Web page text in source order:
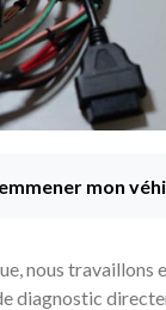
mon
nous
diagnostic